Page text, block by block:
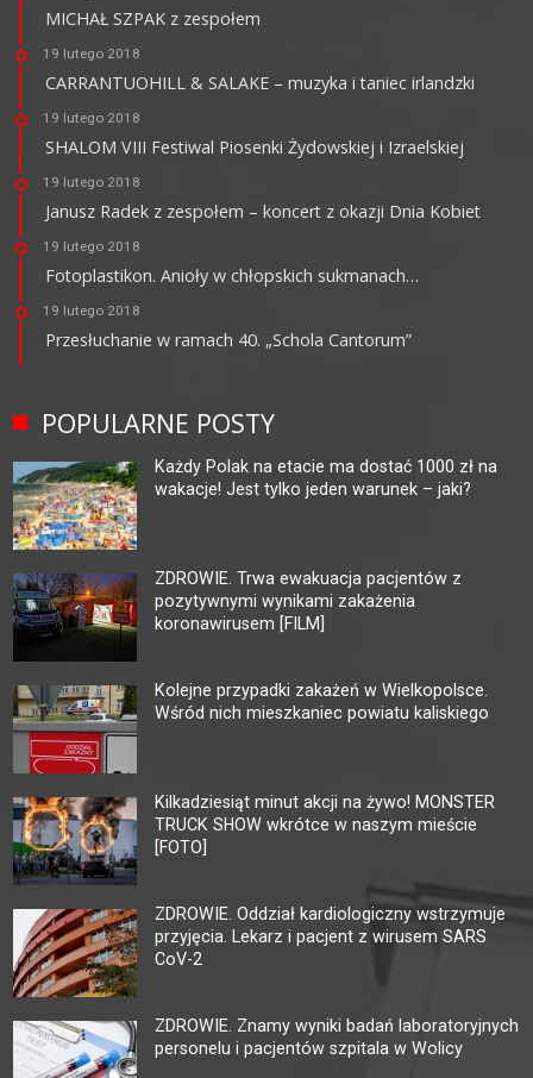
MICHAŁ SZPAK z zespołem
19 lutego 2018
CARRANTUOHILL & SALAKE – muzyka i taniec irlandzki
19 lutego 2018
SHALOM VIII Festiwal Piosenki Żydowskiej i Izraelskiej
19 lutego 2018
Janusz Radek z zespołem – koncert z okazji Dnia Kobiet
19 lutego 2018
Fotoplastikon. Anioły w chłopskich sukmanach…
19 lutego 2018
Przesłuchanie w ramach 40. „Schola Cantorum”
POPULARNE POSTY
Każdy Polak na etacie ma dostać 1000 zł na
wakacje! Jest tylko jeden warunek – jaki?
ZDROWIE. Trwa ewakuacja pacjentów z
pozytywnymi wynikami zakażenia
koronawirusem [FILM]
Kolejne przypadki zakażeń w Wielkopolsce.
Wśród nich mieszkaniec powiatu kaliskiego
Kilkadziesiąt minut akcji na żywo! MONSTER
TRUCK SHOW wkrótce w naszym mieście
[FOTO]
ZDROWIE. Oddział kardiologiczny wstrzymuje
przyjęcia. Lekarz i pacjent z wirusem SARS
CoV-2
ZDROWIE. Znamy wyniki badań laboratoryjnych
personelu i pacjentów szpitala w Wolicy